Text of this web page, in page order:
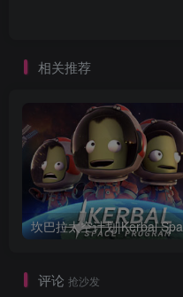
相关推荐
评论 抢沙发